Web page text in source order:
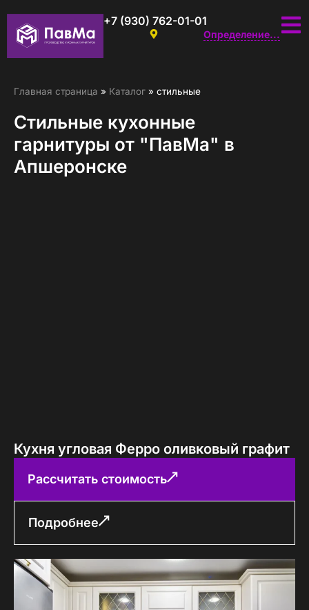
+7 (930) 762-01-01
Определение...
Главная страница » Каталог » стильные
Стильные кухонные
гарнитуры от "ПавМа" в
Апшеронске
Кухня угловая Ферро оливковый графит
Рассчитать стоимость
Подробнее